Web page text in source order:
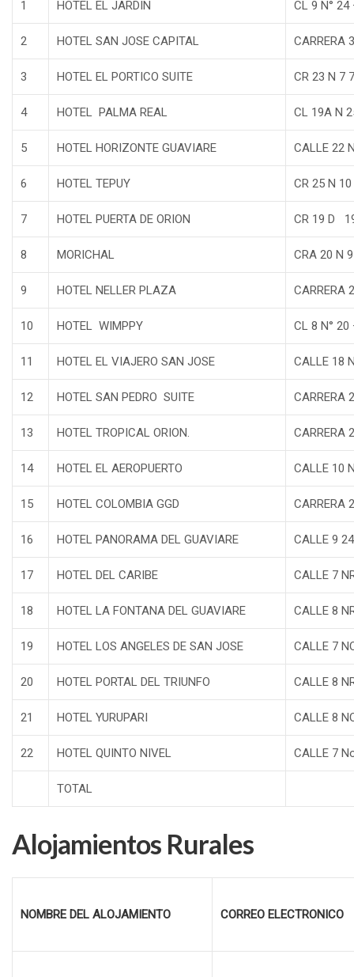
1 HOTEL EL JARDIN CL 9 N° 24
2 HOTEL SAN JOSE CAPITAL CARRERA
3 HOTEL EL PORTICO SUITE CR 23 N 7
4 HOTEL PALMA REAL CL 19A N
5 HOTEL HORIZONTE GUAVIARE CALLE 22
6 HOTEL TEPUY CR 25 N 10
7 HOTEL PUERTA DE ORION CR 19 D
8 MORICHAL CRA 20 N
9 HOTEL NELLER PLAZA CARRERA
10 HOTEL WIMPPY CL 8 N° 20
11 HOTEL EL VIAJERO SAN JOSE CALLE 18
12 HOTEL SAN PEDRO SUITE CARRERA
13 HOTEL TROPICAL ORION. CARRERA
14 HOTEL EL AEROPUERTO CALLE 10
15 HOTEL COLOMBIA GGD CARRERA
16 HOTEL PANORAMA DEL GUAVIARE CALLE 9
17 HOTEL DEL CARIBE CALLE 7
18 HOTEL LA FONTANA DEL GUAVIARE CALLE 8
19 HOTEL LOS ANGELES DE SAN JOSE CALLE 7
20 HOTEL PORTAL DEL TRIUNFO CALLE 8
21 HOTEL YURUPARI CALLE 8
22 HOTEL QUINTO NIVEL CALLE 7
TOTAL
Alojamientos Rurales
NOMBRE DEL ALOJAMIENTO CORREO ELECTRONICO